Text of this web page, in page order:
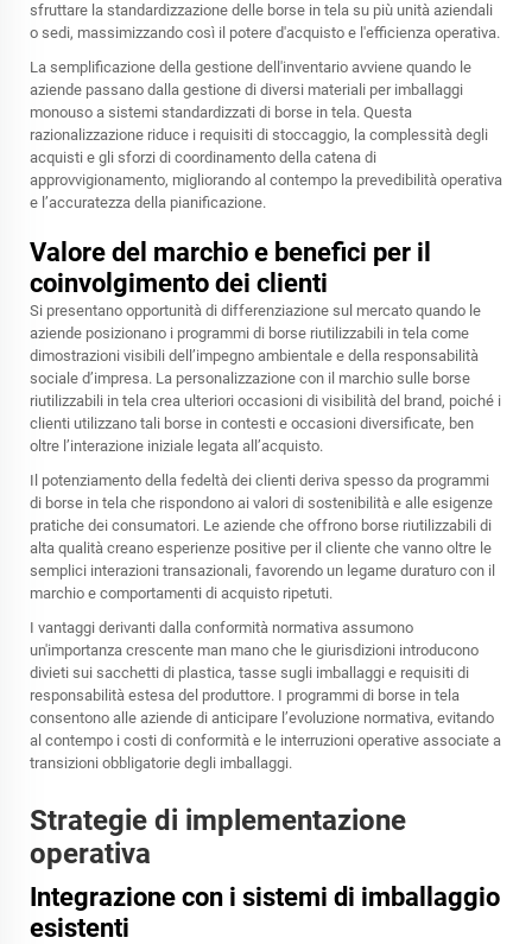
sfruttare la standardizzazione delle borse in tela su più unità aziendali
o sedi, massimizzando così il potere d'acquisto e l'efficienza operativa.
La semplificazione della gestione dell'inventario avviene quando le
aziende passano dalla gestione di diversi materiali per imballaggi
monouso a sistemi standardizzati di borse in tela. Questa
razionalizzazione riduce i requisiti di stoccaggio, la complessità degli
acquisti e gli sforzi di coordinamento della catena di
approvvigionamento, migliorando al contempo la prevedibilità operativa
e l’accuratezza della pianificazione.
Valore del marchio e benefici per il
coinvolgimento dei clienti
Si presentano opportunità di differenziazione sul mercato quando le
aziende posizionano i programmi di borse riutilizzabili in tela come
dimostrazioni visibili dell’impegno ambientale e della responsabilità
sociale d’impresa. La personalizzazione con il marchio sulle borse
riutilizzabili in tela crea ulteriori occasioni di visibilità del brand, poiché i
clienti utilizzano tali borse in contesti e occasioni diversificate, ben
oltre l’interazione iniziale legata all’acquisto.
Il potenziamento della fedeltà dei clienti deriva spesso da programmi
di borse in tela che rispondono ai valori di sostenibilità e alle esigenze
pratiche dei consumatori. Le aziende che offrono borse riutilizzabili di
alta qualità creano esperienze positive per il cliente che vanno oltre le
semplici interazioni transazionali, favorendo un legame duraturo con il
marchio e comportamenti di acquisto ripetuti.
I vantaggi derivanti dalla conformità normativa assumono
un'importanza crescente man mano che le giurisdizioni introducono
divieti sui sacchetti di plastica, tasse sugli imballaggi e requisiti di
responsabilità estesa del produttore. I programmi di borse in tela
consentono alle aziende di anticipare l’evoluzione normativa, evitando
al contempo i costi di conformità e le interruzioni operative associate a
transizioni obbligatorie degli imballaggi.
Strategie di implementazione
operativa
Integrazione con i sistemi di imballaggio
esistenti